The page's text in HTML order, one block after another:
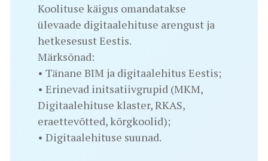
Koolituse käigus omandatakse
ülevaade digitaalehituse arengust ja
hetkesesust Eestis.
Märksõnad:
• Tänane BIM ja digitaalehitus Eestis;
• Erinevad initsatiivgrupid (MKM,
Digitaalehituse klaster, RKAS,
eraettevõtted, kõrgkoolid);
• Digitaalehituse suunad.